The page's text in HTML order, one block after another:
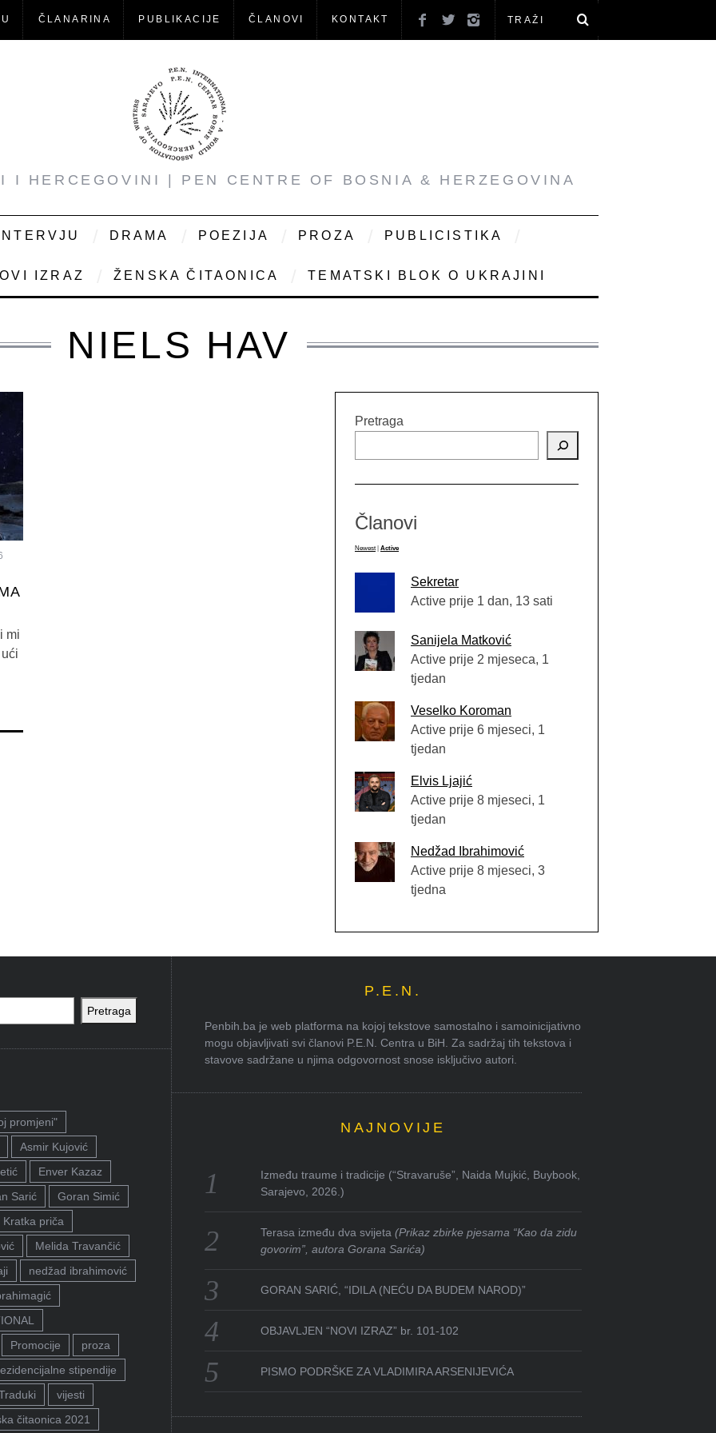
ČLANARINA PUBLIKACIJE ČLANOVI KONTAKT
I HERCEGOVINI | PEN CENTRE OF BOSNIA & HERZEGOVINA
INTERVJU DRAMA POEZIJA PROZA PUBLICISTIKA
IZRAZ ŽENSKA ČITAONICA TEMATSKI BLOK O UKRAJINI
NIELS HAV
mi
Pretraga
Članovi
Newest Active
Sekretar
Active prije 1 dan, 13 sati
Sanijela Matković
Active prije 2 mjeseca, 1
tjedan
Veselko Koroman
Active prije 6 mjeseci, 1
tjedan
Elvis Ljajić
Active prije 8 mjeseci, 1
tjedan
Nedžad Ibrahimović
Active prije 8 mjeseci, 3
tjedna
Pretraga
promjeni"
Asmir Kujović
Enver Kazaz
Sarić
Goran Simić
Kratka priča
Melida Travančić
nedžad ibrahimović
Promocije
proza
stipendije
vijesti
čitaonica 2021
P.E.N.
Penbih.ba je web platforma na kojoj tekstove samostalno i samoinicijativno
mogu objavljivati svi članovi P.E.N. Centra u BiH. Za sadržaj tih tekstova i
stavove sadržane u njima odgovornost snose isključivo autori.
NAJNOVIJE
Između traume i tradicije (“Stravaruše”, Naida Mujkić, Buybook,
Sarajevo, 2026.)
Terasa između dva svijeta(Prikaz zbirke pjesama “Kao da zidu
govorim”, autora Gorana Sarića)
GORAN SARIĆ, “IDILA (NEĆU DA BUDEM NAROD)”
OBJAVLJEN “NOVI IZRAZ” br. 101-102
PISMO PODRŠKE ZA VLADIMIRA ARSENIJEVIĆA